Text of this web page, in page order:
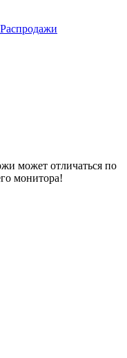
Распродажи
может отличаться по
монитора!